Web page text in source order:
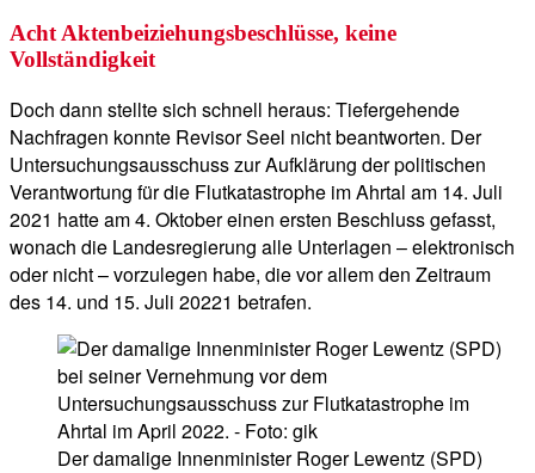
Acht Aktenbeiziehungsbeschlüsse, keine
Vollständigkeit
Doch dann stellte sich schnell heraus: Tiefergehende
Nachfragen konnte Revisor Seel nicht beantworten. Der
Untersuchungsausschuss zur Aufklärung der politischen
Verantwortung für die Flutkatastrophe im Ahrtal am 14. Juli
2021 hatte am 4. Oktober einen ersten Beschluss gefasst,
wonach die Landesregierung alle Unterlagen – elektronisch
oder nicht – vorzulegen habe, die vor allem den Zeitraum
des 14. und 15. Juli 20221 betrafen.
Der damalige Innenminister Roger Lewentz (SPD)